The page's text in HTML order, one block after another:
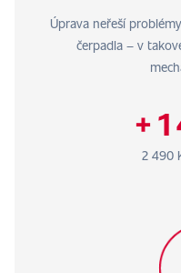
Úprava neřeší
čerpadla – v
+
2 490